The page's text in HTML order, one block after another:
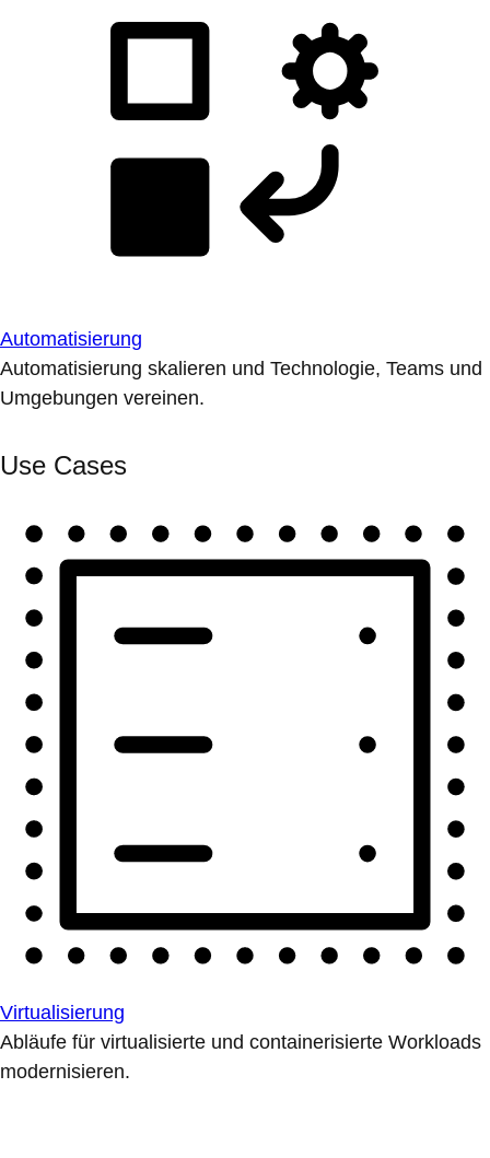
Automatisierung
Automatisierung skalieren und Technologie, Teams und
Umgebungen vereinen.
Use Cases
Virtualisierung
Abläufe für virtualisierte und containerisierte Workloads
modernisieren.